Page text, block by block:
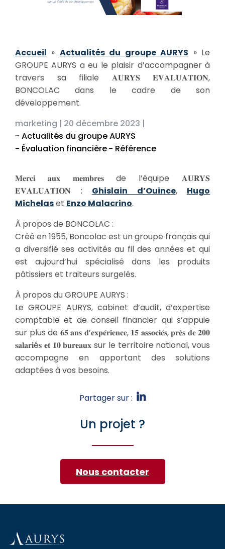
Accueil » Actualités du groupe AURYS » Le
GROUPE AURYS a eu le plaisir d’accompagner à
travers sa filiale 𝐀𝐔𝐑𝐘𝐒 𝐄𝐕𝐀𝐋𝐔𝐀𝐓𝐈𝐎𝐍,
BONCOLAC dans le cadre de son
développement.
marketing | 20 décembre 2023 |
- Actualités du groupe AURYS
- Évaluation financière- Référence
𝐌𝐞𝐫𝐜𝐢 𝐚𝐮𝐱 𝐦𝐞𝐦𝐛𝐫𝐞𝐬 de l’équipe 𝐀𝐔𝐑𝐘𝐒
𝐄𝐕𝐀𝐋𝐔𝐀𝐓𝐈𝐎𝐍 : Ghislain d’Ouince, Hugo
Michelaset Enzo Malacrino.
À propos de BONCOLAC :
Créé en 1955, Boncolac est un groupe français qui
a diversifié ses activités au fil des années et qui
est aujourd’hui spécialisé dans les produits
pâtissiers et traiteurs surgelés.
À propos du GROUPE AURYS :
Le GROUPE AURYS, cabinet d’audit, d’expertise
comptable et de conseil financier qui s’appuie
sur plus de 𝟔𝟓 𝐚𝐧𝐬 𝐝’𝐞𝐱𝐩𝐞́𝐫𝐢𝐞𝐧𝐜𝐞, 𝟏𝟓 𝐚𝐬𝐬𝐨𝐜𝐢𝐞́𝐬, 𝐩𝐫𝐞̀𝐬 𝐝𝐞 𝟐𝟎𝟎
𝐬𝐚𝐥𝐚𝐫𝐢é𝐬 𝐞𝐭 𝟏𝟎 𝐛𝐮𝐫𝐞𝐚𝐮𝐱 sur le territoire national, vous
accompagne en apportant des solutions
adaptées à vos besoins.
Partager sur :
Un projet ?
Nous contacter